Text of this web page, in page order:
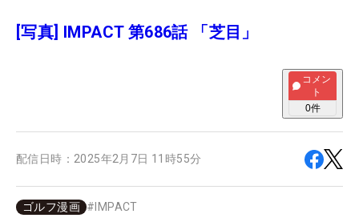
[写真] IMPACT 第686話 「芝目」
コメン
ト
0件
配信日時： 2025年2月7日 11時55分
ゴルフ漫画 # IMPACT